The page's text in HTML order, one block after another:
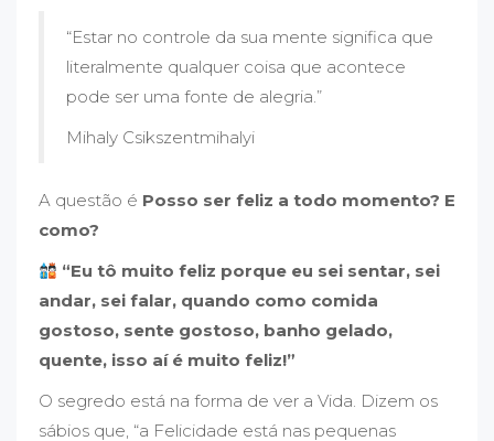
“Estar no controle da sua mente significa que
literalmente qualquer coisa que acontece
pode ser uma fonte de alegria.”
Mihaly Csikszentmihalyi
A questão é Posso ser feliz a todo momento? E
como?
“Eu tô muito feliz porque eu sei sentar, sei
andar, sei falar, quando como comida
gostoso, sente gostoso, banho gelado,
quente, isso aí é muito feliz!”
O segredo está na forma de ver a Vida. Dizem os
sábios que, “a Felicidade está nas pequenas